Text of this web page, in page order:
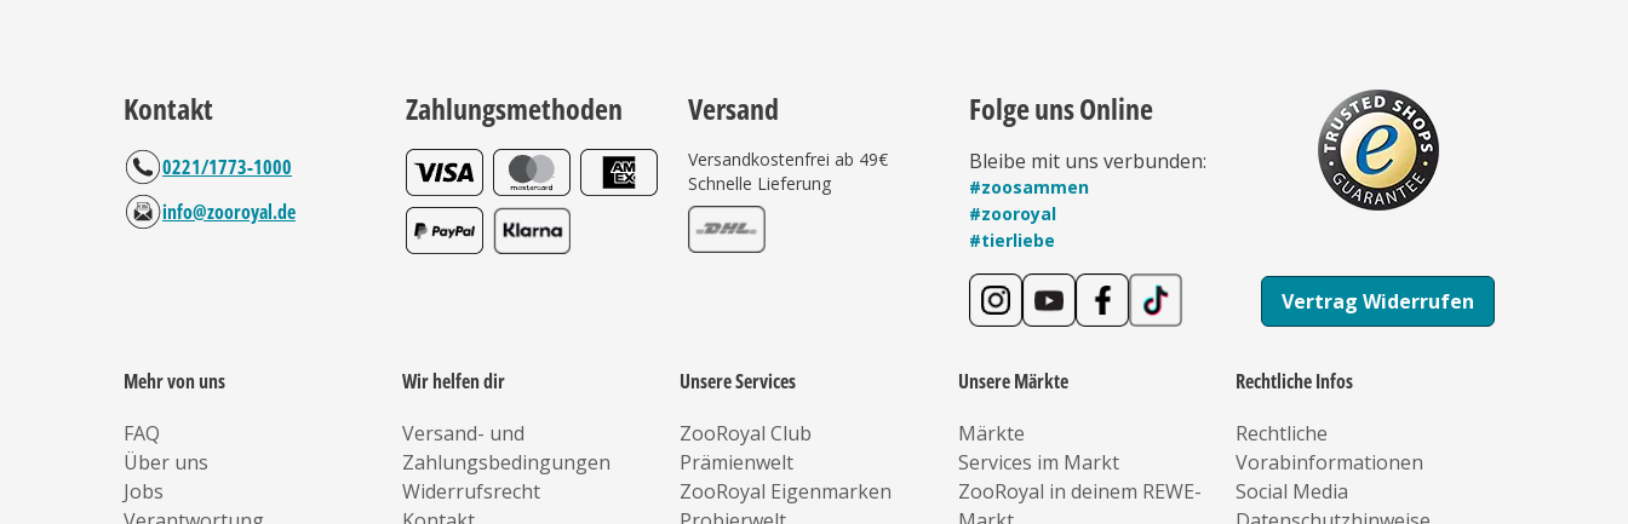
Kontakt
0221/1773-1000
info@zooroyal.de
Zahlungsmethoden Versand
Versandkostenfrei ab 49€
Schnelle Lieferung
Folge uns Online
Bleibe mit uns verbunden:
#zoosammen
#zooroyal
#tierliebe
Vertrag Widerrufen
Mehr von uns
FAQ
Über uns
Jobs
Wir helfen dir
Versand- und
Zahlungsbedingungen
Widerrufsrecht
Unsere Services
ZooRoyal Club
Prämienwelt
ZooRoyal Eigenmarken
Unsere Märkte
Märkte
Services im Markt
ZooRoyal in deinem REWE-
Rechtliche Infos
Rechtliche
Vorabinformationen
Social Media